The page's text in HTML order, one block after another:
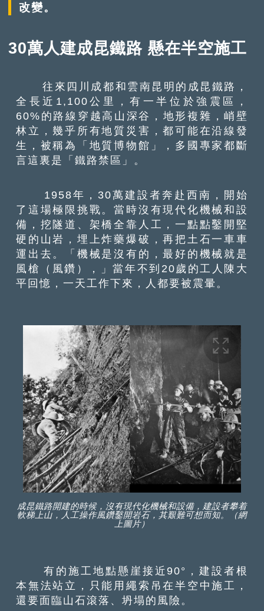
改變。
30萬人建成昆鐵路 懸在半空施工
往來四川成都和雲南昆明的成昆鐵路，
全長近1,100公里，有一半位於強震區，
60%的路線穿越高山深谷，地形複雜，峭壁
林立，幾乎所有地質災害，都可能在沿線發
生，被稱為「地質博物館」，多國專家都斷
言這裏是「鐵路禁區」。
1958年，30萬建設者奔赴西南，開始
了這場極限挑戰。當時沒有現代化機械和設
備，挖隧道、架橋全靠人工，一點點鑿開堅
硬的山岩，埋上炸藥爆破，再把土石一車車
運出去。「機械是沒有的，最好的機械就是
風槍（風鑽），」當年不到20歲的工人陳大
平回憶，一天工作下來，人都要被震暈。
成昆鐵路開建的時候，沒有現代化機械和設備，建設者攀着
軟梯上山，人工操作風鑽鑿開岩石，其艱難可想而知。（網
上圖片）
有的施工地點懸崖接近90°，建設者根
本無法站立，只能用繩索吊在半空中施工，
還要面臨山石滾落、坍塌的風險。